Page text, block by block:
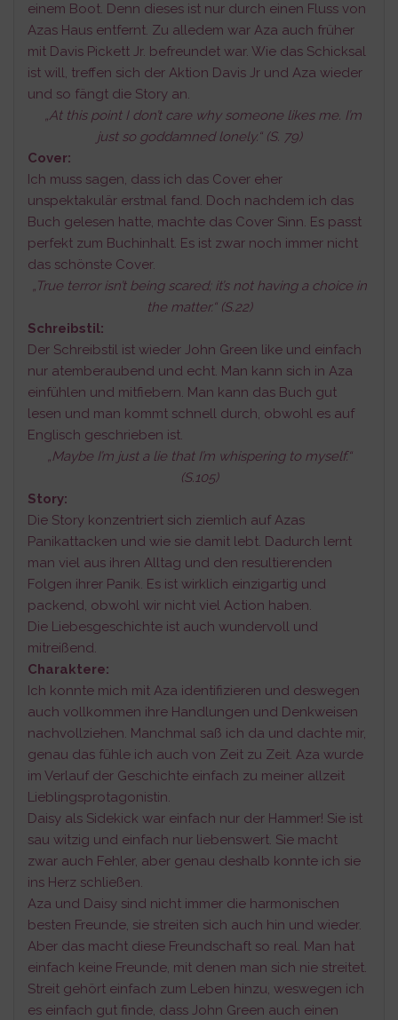
einem Boot. Denn dieses ist nur durch einen Fluss von
Azas Haus entfernt. Zu alledem war Aza auch früher
mit Davis Pickett Jr. befreundet war. Wie das Schicksal
ist will, treffen sich der Aktion Davis Jr und Aza wieder
und so fängt die Story an.
„At this point I don’t care why someone likes me. I’m
just so goddamned lonely.“ (S. 79)
Cover:
Ich muss sagen, dass ich das Cover eher
unspektakulär erstmal fand. Doch nachdem ich das
Buch gelesen hatte, machte das Cover Sinn. Es passt
perfekt zum Buchinhalt. Es ist zwar noch immer nicht
das schönste Cover.
„True terror isn’t being scared; it’s not having a choice in
the matter.“ (S.22)
Schreibstil:
Der Schreibstil ist wieder John Green like und einfach
nur atemberaubend und echt. Man kann sich in Aza
einfühlen und mitfiebern. Man kann das Buch gut
lesen und man kommt schnell durch, obwohl es auf
Englisch geschrieben ist.
„Maybe I’m just a lie that I’m whispering to myself.“
(S.105)
Story:
Die Story konzentriert sich ziemlich auf Azas
Panikattacken und wie sie damit lebt. Dadurch lernt
man viel aus ihren Alltag und den resultierenden
Folgen ihrer Panik. Es ist wirklich einzigartig und
packend, obwohl wir nicht viel Action haben.
Die Liebesgeschichte ist auch wundervoll und
mitreißend.
Charaktere:
Ich konnte mich mit Aza identifizieren und deswegen
auch vollkommen ihre Handlungen und Denkweisen
nachvollziehen. Manchmal saß ich da und dachte mir,
genau das fühle ich auch von Zeit zu Zeit. Aza wurde
im Verlauf der Geschichte einfach zu meiner allzeit
Lieblingsprotagonistin.
Daisy als Sidekick war einfach nur der Hammer! Sie ist
sau witzig und einfach nur liebenswert. Sie macht
zwar auch Fehler, aber genau deshalb konnte ich sie
ins Herz schließen.
Aza und Daisy sind nicht immer die harmonischen
besten Freunde, sie streiten sich auch hin und wieder.
Aber das macht diese Freundschaft so real. Man hat
einfach keine Freunde, mit denen man sich nie streitet.
Streit gehört einfach zum Leben hinzu, weswegen ich
es einfach gut finde, dass John Green auch einen